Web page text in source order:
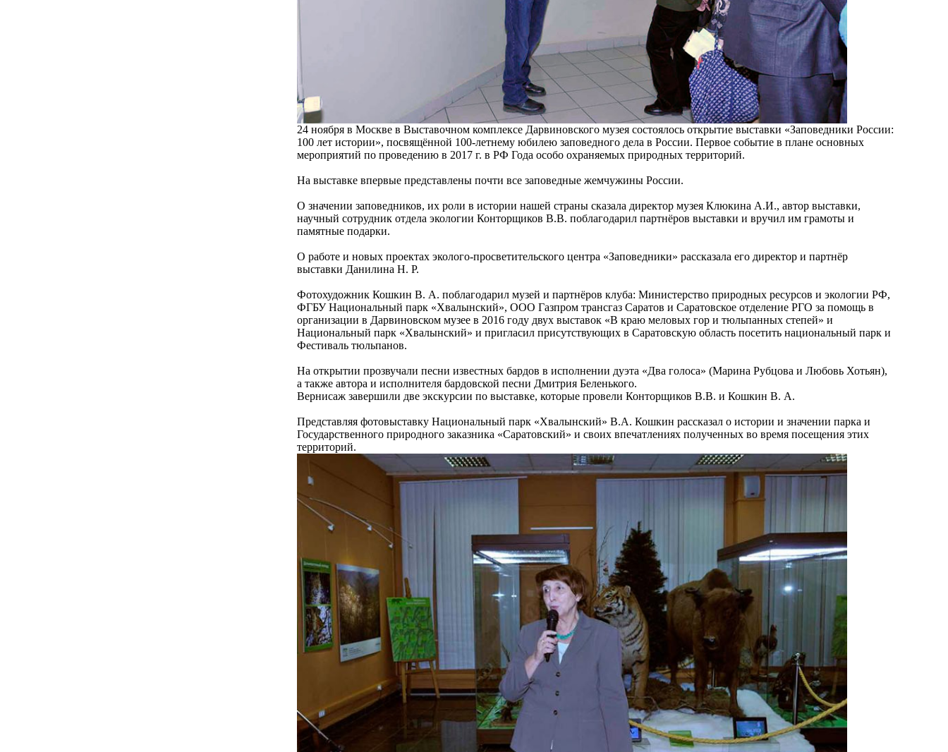
24 ноября в Москве в Выставочном комплексе Дарвиновского музея состоялось открытие выставки «Заповедники России:
100 лет истории», посвящённой 100-летнему юбилею заповедного дела в России. Первое событие в плане основных
мероприятий по проведению в 2017 г. в РФ Года особо охраняемых природных территорий.
На выставке впервые представлены почти все заповедные жемчужины России.
О значении заповедников, их роли в истории нашей страны сказала директор музея Клюкина А.И., автор выставки,
научный сотрудник отдела экологии Конторщиков В.В. поблагодарил партнёров выставки и вручил им грамоты и
памятные подарки.
О работе и новых проектах эколого-просветительского центра «Заповедники» рассказала его директор и партнёр
выставки Данилина Н. Р.
Фотохудожник Кошкин В. А. поблагодарил музей и партнёров клуба: Министерство природных ресурсов и экологии РФ,
ФГБУ Национальный парк «Хвалынский», ООО Газпром трансгаз Саратов и Саратовское отделение РГО за помощь в
организации в Дарвиновском музее в 2016 году двух выставок «В краю меловых гор и тюльпанных степей» и
Национальный парк «Хвалынский» и пригласил присутствующих в Саратовскую область посетить национальный парк и
Фестиваль тюльпанов.
На открытии прозвучали песни известных бардов в исполнении дуэта «Два голоса» (Марина Рубцова и Любовь Хотьян),
а также автора и исполнителя бардовской песни Дмитрия Беленького.
Вернисаж завершили две экскурсии по выставке, которые провели Конторщиков В.В. и Кошкин В. А.
Представляя фотовыставку Национальный парк «Хвалынский» В.А. Кошкин рассказал о истории и значении парка и
Государственного природного заказника «Саратовский» и своих впечатлениях полученных во время посещения этих
территорий.